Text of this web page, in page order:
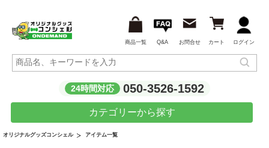
商品一覧 Q&A お問合せ カート ログイン
24時間対応 050-3526-1592
カテゴリーから探す
オリジナルグッズコンシェル アイテム一覧